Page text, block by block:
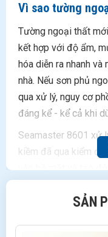
Vì sao tường
Tường ngoại thất
kết hợp với độ ẩm,
hóa diễn ra nhanh
nhà. Nếu sơn phủ
qua xử lý, nguy cơ
đáng kể - kể cả khi
Seamaster 8601 xử
kiềm đã qua kiểm
vào bề mặt và tạo
và có đặc tínhSẢN